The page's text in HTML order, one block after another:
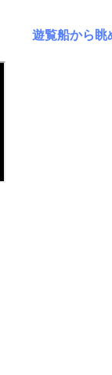
遊覧船から眺